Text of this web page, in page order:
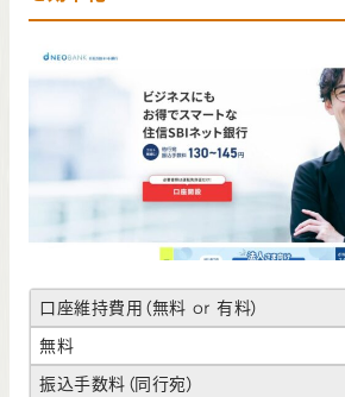
口座維持費用（無料 or 有料）
無料
振込手数料（同行宛）